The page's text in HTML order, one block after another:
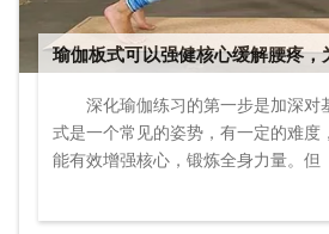
瑜伽板式可以强健核心缓解腰疼，
服？深化瑜伽练习的第一步是加深对
式是一个常见的姿势，有一定的难度
能有效增强核心，锻炼全身力量。但